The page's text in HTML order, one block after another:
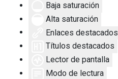
Baja saturación
Alta saturación
Enlaces destacados
Títulos destacados
Lector de pantalla
Modo de lectura